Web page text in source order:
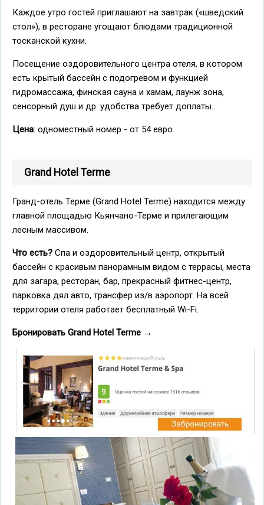
Каждое утро гостей приглашают на завтрак («шведский
стол»), в ресторане угощают блюдами традиционной
тосканской кухни.
Посещение оздоровительного центра отеля, в котором
есть крытый бассейн с подогревом и функцией
гидромассажа, финская сауна и хамам, лаунж зона,
сенсорный душ и др. удобства требует доплаты.
Цена: одноместный номер - от 54 евро.
Grand Hotel Terme
Гранд-отель Терме (Grand Hotel Terme) находится между
главной площадью Кьянчано-Терме и прилегающим
лесным массивом.
Что есть? Спа и оздоровительный центр, открытый
бассейн с красивым панорамным видом с террасы, места
для загара, ресторан, бар, прекрасный фитнес-центр,
парковка дял авто, трансфер из/в аэропорт. На всей
территории отеля работает бесплатный Wi-Fi.
Бронировать Grand Hotel Terme →